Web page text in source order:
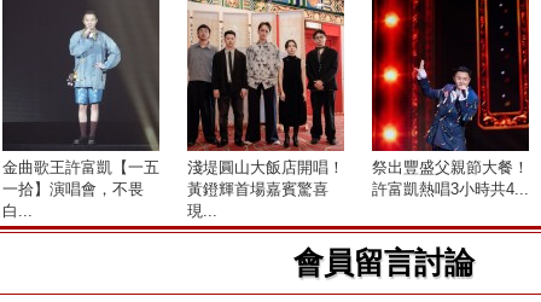
金曲歌王許富凱【一五
一拾】演唱會，不畏
白...
淺堤圓山大飯店開唱！
黃鐙輝首場嘉賓驚喜
現...
祭出豐盛父親節大餐！
許富凱熱唱3小時共4...
會員留言討論